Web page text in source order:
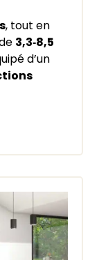
, tout en
3,3‑8,5
d’un